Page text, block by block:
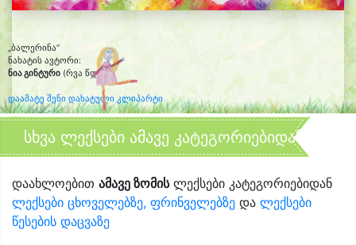
„ბალერინა“
ნახატის ავტორი:
ნია გინტური (რვა წლის)
დაამატე შენი დახატული კლიპარტი
სხვა ლექსები ამავე კატეგორიებიდან
დაახლოებით ამავე ზომისლექსები კატეგორიებიდან
ლექსები ცხოველებზე, ფრინველებზე და ლექსები
წესების დაცვაზე